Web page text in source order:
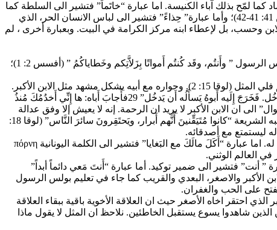
كما لمّح بذلك آباء الكنيسة. اما عبارة “خاتَماً” فتشير الى السلطة كما
حدث مع يوسف “إذ قالَ فِرعَونُ لِيُوسف: ((أُنظُرْ: قد أَقَمتُكَ على كُلِّ أَرضِ مِصْر)). ونَزَعَ فِرعَونُ خاتَمَه مِن يَدِه وجعَلَه في يَدِ يوسف، (التكوين 41: 41-42)؛ وأما عبارة” حِذاءً” فتشير الى لباس الانسان الحر، الذي
وحسب، بل لإعطاء ابنه مركز الكرامة في البيت. وبعبارة أخرى ، لم
24″لِأَنَّ ابنِي هذا كانَ مَيتاً فعاش، وكانَ ضالاًّ فوُجِد. فأَخذوا يتَنَّعمون”: تشير عبارة “مَيتاً فعاش” الى ان الخطيئة هي الموت كما يؤكد ذلك بولس الرسول ” وأَنتُم، وقَد كُنتُم أَمواتًا بِزَلاَّتِكم وخَطاياكُمُ ” (أفسس 2: 1)؛
26″فدَعا أَحَدَ الخَدَمِ واستَخبَرَ ما عَسَى أَن يَكونَ ذلك. 27فقالَ له: قَدِمَ أَخوكَ فذَبَحَ أَبوكَ العِجْلَ المُسَمَّن لِأَنَّه لَقِيَه سالِماً. 28فغَضِبَ وأَبى أَن يَدخُل. فَخَرَجَ إِلَيه أَبوهُ يَسأَلُه أَن يَدخُل” 29فأَجابَ أَباه: ها إِنِّي أَخدُمُكَ مُنذُ
ان الابن الأكبر لا يريد ان الرحمة. إنه لا يعيش إلا وفق عدالة
القانون، لا يعيش إلا بحسب الشريعة؛ اما عبارة “ما عَصَيتُ لَكَ أَمراً قَطّ” فتشير الى مطابقة ما يقتنع به الفريسيين بأنهم عملوا بجميع ما تطلبه الشريعة “كانوا مُتَيَقِّنينَ أّنَّهم أَبرار، ويَحتَقِرونَ سائرَ النَّاس” (لوقا 18:
30″ولمَّا قَدِمَ ابنُكَ هذا الَّذي أَكَلَ مالَكَ مع البَغايا ذَبَحتَ له العِجْلَ المُسَمَّن!”: تشير عبارة ” ابنُكَ ” الى صيغة التحقير فلم يرد ْ ان يعترف به أخا له. اما عبارة “أَكَلَ مالَكَ مع البَغايا” فتشير الى الكلمة اليونانية πόρνη
في العالم الوثني.
” أنت” فتشير الى ضمير توكيد. أما عبارة “أَنتَ مَعي دائماً أبداً”
الأكبر والاصغر، البعدي والقريب كما جاء في تعليم بولس الرسول
احتقر اخاه الأصغر حيث ان العلاقة الأخوية باقية ببقاء العلاقة
شاهدوا يسوع يستقبل الخاطئين. نلاحظ ان المثل لا يقول ماذا